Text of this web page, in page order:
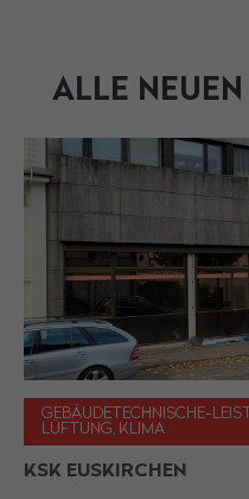
ALLE NEUEN
GEBÄUDETECHNISCHE-
LÜFTUNG, KLIMA
KSK EUSKIRCHEN